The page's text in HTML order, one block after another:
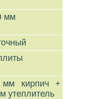
мм
мм кирпич +
утеплитель